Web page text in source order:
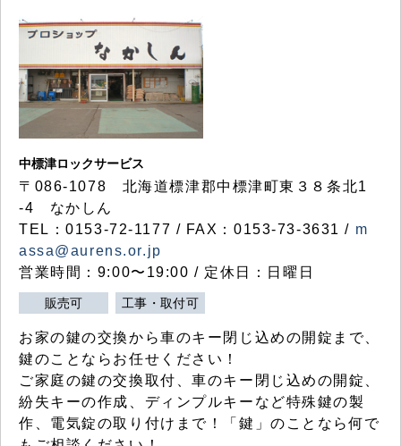
中標津ロックサービス
〒086-1078 北海道標津郡中標津町東３８条北1
-4 なかしん
TEL：0153-72-1177 / FAX：0153-73-3631 / m
assa@aurens.or.jp
営業時間：9:00〜19:00 / 定休日：日曜日
販売可 工事・取付可
お家の鍵の交換から車のキー閉じ込めの開錠まで、
鍵のことならお任せください！
ご家庭の鍵の交換取付、車のキー閉じ込めの開錠、
紛失キーの作成、ディンプルキーなど特殊鍵の製
作、電気錠の取り付けまで！「鍵」のことなら何で